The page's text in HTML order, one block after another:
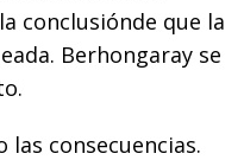
conclusiónde que la
Berhongaray se
las consecuencias.